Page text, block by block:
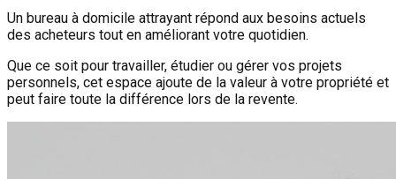
Un bureau à domicile attrayant répond aux besoins actuels
des acheteurs tout en améliorant votre quotidien.
Que ce soit pour travailler, étudier ou gérer vos projets
personnels, cet espace ajoute de la valeur à votre propriété et
peut faire toute la différence lors de la revente.